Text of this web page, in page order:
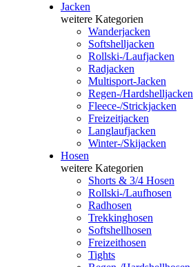
Jacken
weitere Kategorien
Wanderjacken
Softshelljacken
Rollski-/Laufjacken
Radjacken
Multisport-Jacken
Regen-/Hardshelljacken
Fleece-/Strickjacken
Freizeitjacken
Langlaufjacken
Winter-/Skijacken
Hosen
weitere Kategorien
Shorts & 3/4 Hosen
Rollski-/Laufhosen
Radhosen
Trekkinghosen
Softshellhosen
Freizeithosen
Tights